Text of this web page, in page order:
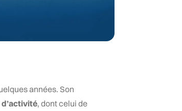
années. Son
, dont celui de